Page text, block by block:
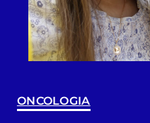
ONCOLOGIA